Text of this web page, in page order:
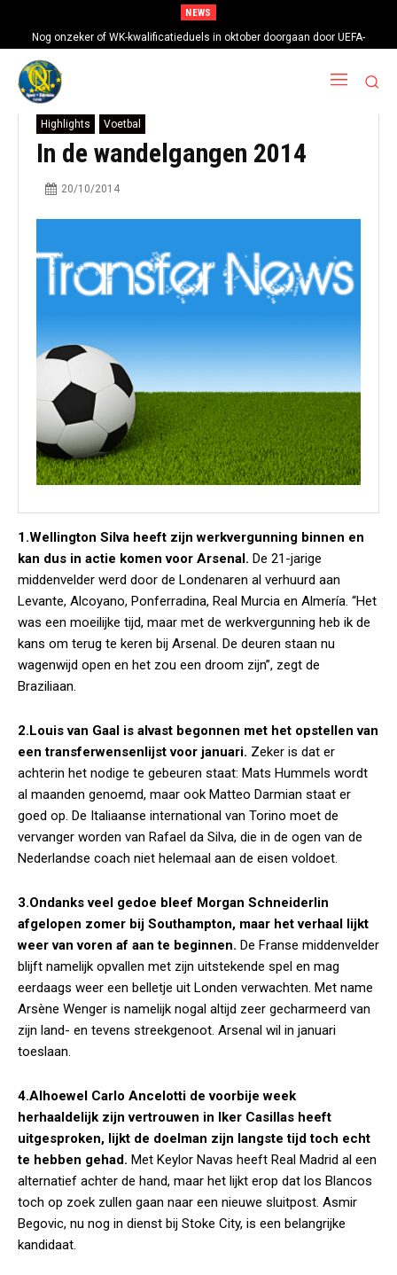
NEWS
Nog onzeker of WK-kwalificatieduels in oktober doorgaan door UEFA-
boycot
Highlights Voetbal
In de wandelgangen 2014
20/10/2014
1.Wellington Silva heeft zijn werkvergunning binnen en
kan dus in actie komen voor Arsenal. De 21-jarige
middenvelder werd door de Londenaren al verhuurd aan
Levante, Alcoyano, Ponferradina, Real Murcia en Almería. “Het
was een moeilijke tijd, maar met de werkvergunning heb ik de
kans om terug te keren bij Arsenal. De deuren staan nu
wagenwijd open en het zou een droom zijn”, zegt de
Braziliaan.
2.Louis van Gaal is alvast begonnen met het opstellen van
een transferwensenlijst voor januari. Zeker is dat er
achterin het nodige te gebeuren staat: Mats Hummels wordt
al maanden genoemd, maar ook Matteo Darmian staat er
goed op. De Italiaanse international van Torino moet de
vervanger worden van Rafael da Silva, die in de ogen van de
Nederlandse coach niet helemaal aan de eisen voldoet.
3.Ondanks veel gedoe bleef Morgan Schneiderlin
afgelopen zomer bij Southampton, maar het verhaal lijkt
weer van voren af aan te beginnen. De Franse middenvelder
blijft namelijk opvallen met zijn uitstekende spel en mag
eerdaags weer een belletje uit Londen verwachten. Met name
Arsène Wenger is namelijk nogal altijd zeer gecharmeerd van
zijn land- en tevens streekgenoot. Arsenal wil in januari
toeslaan.
4.Alhoewel Carlo Ancelotti de voorbije week
herhaaldelijk zijn vertrouwen in Iker Casillas heeft
uitgesproken, lijkt de doelman zijn langste tijd toch echt
te hebben gehad. Met Keylor Navas heeft Real Madrid al een
alternatief achter de hand, maar het lijkt erop dat los Blancos
toch op zoek zullen gaan naar een nieuwe sluitpost. Asmir
Begovic, nu nog in dienst bij Stoke City, is een belangrijke
kandidaat.